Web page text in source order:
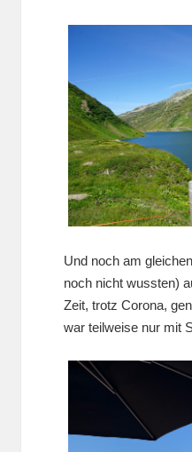
Und noch am
noch nicht wussten)
Zeit, trotz Corona,
war teilweise nur mit